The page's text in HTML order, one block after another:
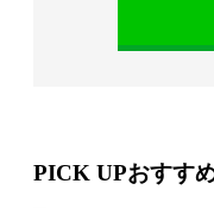
PICK UPおすす